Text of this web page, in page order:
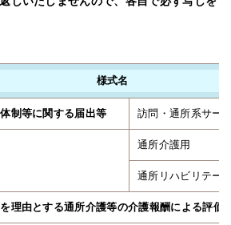
様式名
制等に関する届出等 訪問・通所系サー
通所介護用
通所リハビリテー
理由とする通所介護等の介護報酬による評